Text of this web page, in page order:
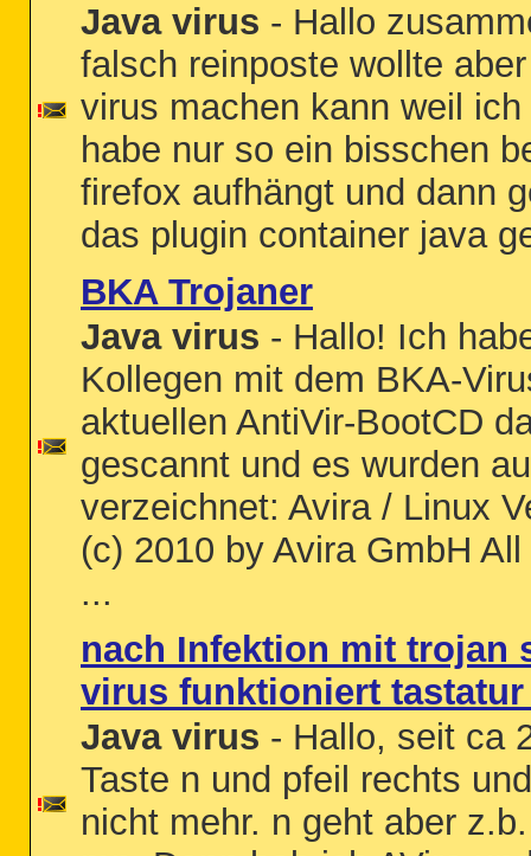
Java virus - Hallo
falsch reinposte wollte
virus machen kann weil
habe nur so ein bisschen
firefox aufhängt und dann
das plugin container java
BKA Trojaner
Java virus - Hallo! Ich
Kollegen mit dem BKA-
aktuellen AntiVir-BootCD
gescannt und es wurden
verzeichnet: Avira / Linux
(c) 2010 by Avira GmbH
...
nach Infektion mit trojan
virus funktioniert
Java virus - Hallo, seit ca
Taste n und pfeil rechts
nicht mehr. n geht aber